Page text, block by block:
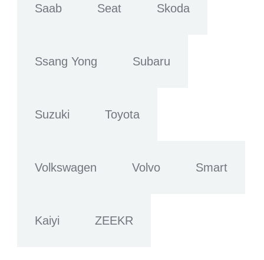
Saab Seat Skoda
Ssang Yong Subaru
Suzuki Toyota
Volkswagen Volvo Smart
Kaiyi ZEEKR